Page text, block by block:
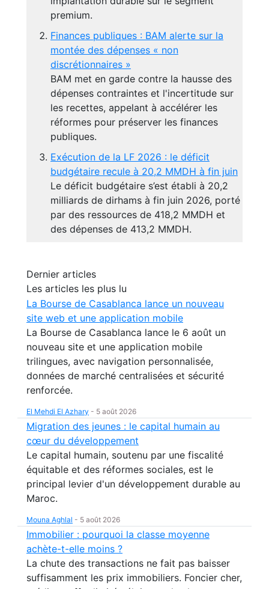
premium.
Finances publiques : BAM alerte sur la
montée des dépenses « non
discrétionnaires »
BAM met en garde contre la hausse des
dépenses contraintes et l'incertitude sur
les recettes, appelant à accélérer les
réformes pour préserver les finances
publiques.
Exécution de la LF 2026 : le déficit
budgétaire recule à 20,2 MMDH à fin juin
Le déficit budgétaire s’est établi à 20,2
milliards de dirhams à fin juin 2026, porté
par des ressources de 418,2 MMDH et
des dépenses de 413,2 MMDH.
Dernier articles
Les articles les plus lu
La Bourse de Casablanca lance un nouveau
site web et une application mobile
La Bourse de Casablanca lance le 6 août un
nouveau site et une application mobile
trilingues, avec navigation personnalisée,
données de marché centralisées et sécurité
renforcée.
El Mehdi El Azhary - 5 août 2026
Migration des jeunes : le capital humain au
cœur du développement
Le capital humain, soutenu par une fiscalité
équitable et des réformes sociales, est le
principal levier d'un développement durable au
Maroc.
Mouna Aghlal - 5 août 2026
Immobilier : pourquoi la classe moyenne
achète-t-elle moins ?
La chute des transactions ne fait pas baisser
suffisamment les prix immobiliers. Foncier cher,